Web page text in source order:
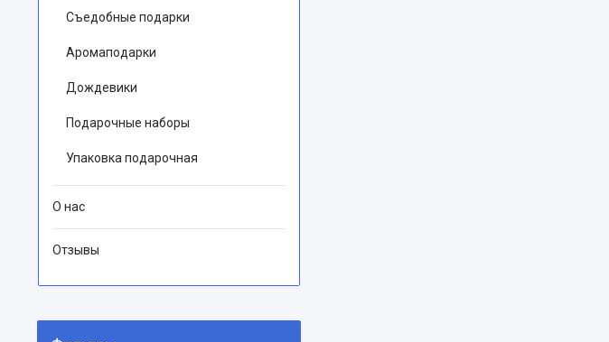
Съедобные подарки
Аромаподарки
Дождевики
Подарочные наборы
Упаковка подарочная
О нас
Отзывы